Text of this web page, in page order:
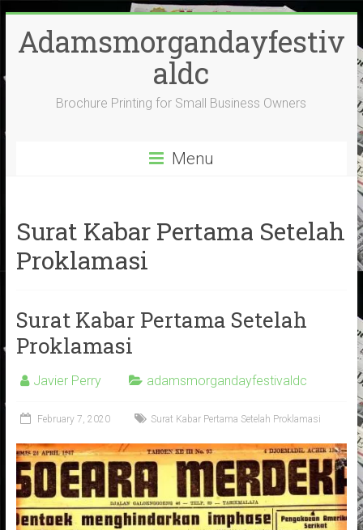
content
Adamsmorgandayfestiv
aldc
Brochure Printing for Small Business Owners
Menu
Surat Kabar Pertama Setelah
Proklamasi
Surat Kabar Pertama Setelah
Proklamasi
Javier Perry adamsmorgandayfestivaldc
February 7, 2020 Surat Kabar Pertama Setelah Proklamasi